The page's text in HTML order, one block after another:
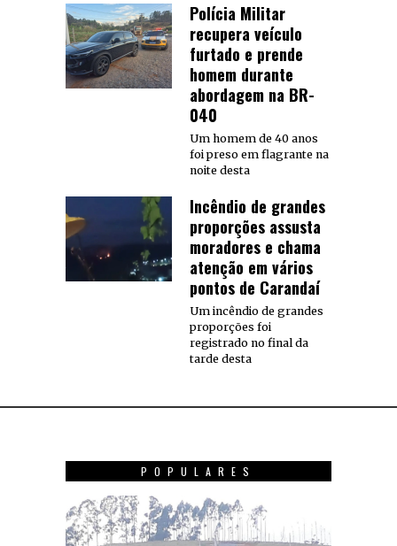
Polícia Militar
recupera veículo
furtado e prende
homem durante
abordagem na BR-
040
Um homem de 40 anos
foi preso em flagrante na
noite desta
Incêndio de grandes
proporções assusta
moradores e chama
atenção em vários
pontos de Carandaí
Um incêndio de grandes
proporções foi
registrado no final da
tarde desta
POPULARES